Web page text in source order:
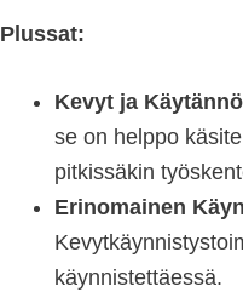
Plussat:
Kevyt ja
se on helppo
pitkissäkin
Erinomainen
käynnistettäessä.